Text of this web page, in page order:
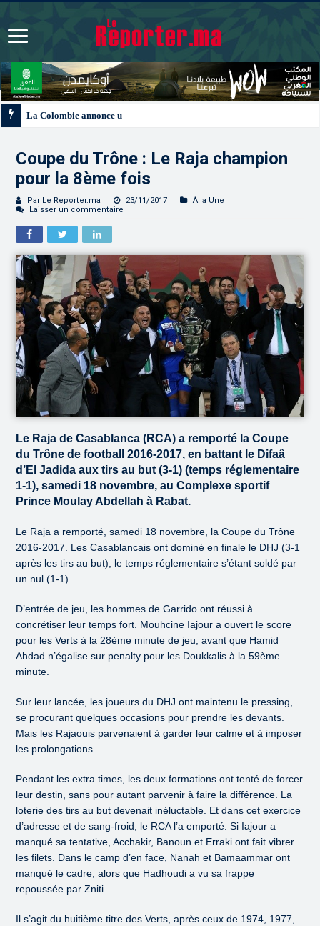
Coupe du Trône : Le Raja champion
pour la 8ème fois
Par Le Reporter.ma 23/11/2017
À la Une
Laisser un commentaire
Le Raja de Casablanca (RCA) a remporté la Coupe
du Trône de football 2016-2017, en battant le Difaâ
d’El Jadida aux tirs au but (3-1) (temps réglementaire
1-1), samedi 18 novembre, au Complexe sportif
Prince Moulay Abdellah à Rabat.
Le Raja a remporté, samedi 18 novembre, la Coupe du Trône
2016-2017. Les Casablancais ont dominé en finale le DHJ (3-1
après les tirs au but), le temps réglementaire s’étant soldé par
un nul (1-1).
D’entrée de jeu, les hommes de Garrido ont réussi à
concrétiser leur temps fort. Mouhcine Iajour a ouvert le score
pour les Verts à la 28ème minute de jeu, avant que Hamid
Ahdad n’égalise sur penalty pour les Doukkalis à la 59ème
minute.
Sur leur lancée, les joueurs du DHJ ont maintenu le pressing,
se procurant quelques occasions pour prendre les devants.
Mais les Rajaouis parvenaient à garder leur calme et à imposer
les prolongations.
Pendant les extra times, les deux formations ont tenté de forcer
leur destin, sans pour autant parvenir à faire la différence. La
loterie des tirs au but devenait inéluctable. Et dans cet exercice
d’adresse et de sang-froid, le RCA l’a emporté. Si Iajour a
manqué sa tentative, Acchakir, Banoun et Erraki ont fait vibrer
les filets. Dans le camp d’en face, Nanah et Bamaammar ont
manqué le cadre, alors que Hadhoudi a vu sa frappe
repoussée par Zniti.
Il s’agit du huitième titre des Verts, après ceux de 1974, 1977,